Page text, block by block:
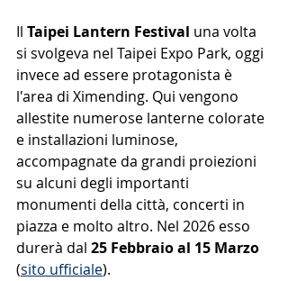
Il Taipei Lantern Festival una volta
si svolgeva nel Taipei Expo Park, oggi
invece ad essere protagonista è
l'area di Ximending. Qui vengono
allestite numerose lanterne colorate
e installazioni luminose,
accompagnate da grandi proiezioni
su alcuni degli importanti
monumenti della città, concerti in
piazza e molto altro. Nel 2026 esso
durerà dal 25 Febbraio al 15 Marzo
(sito ufficiale).